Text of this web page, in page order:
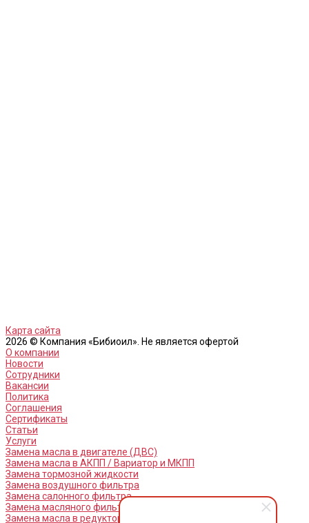
Карта сайта
2026 © Компания «Бибиоил». Не является офертой
О компании
Новости
Сотрудники
Вакансии
Политика
Соглашения
Сертификаты
Статьи
Услуги
Замена масла в двигателе (ДВС)
Замена масла в АКПП / Вариатор и МКПП
Замена тормозной жидкости
Замена воздушного фильтра
Замена салонного фильтра
Замена масляного фильтра
Замена масла в редукторах / раздатках